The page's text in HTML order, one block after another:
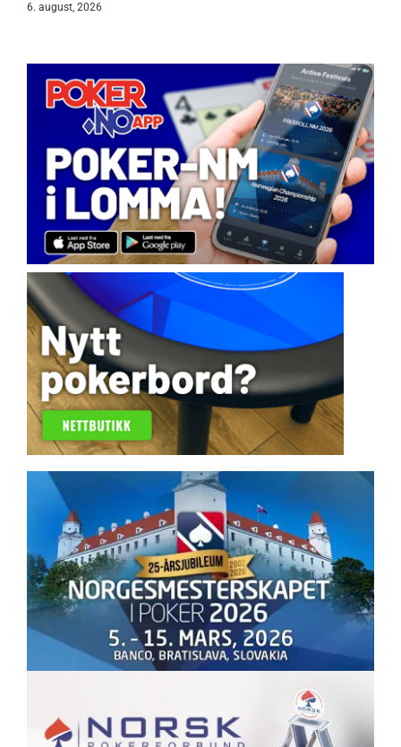
6. august, 2026